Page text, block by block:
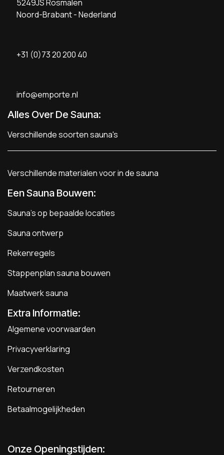
5249JS Rosmalen
Noord-Brabant - Nederland
+31 (0)73 20 200 40
info@emporte.nl
Alles Over De Sauna:
Verschillende soorten sauna's
Verschillende materialen voor in de sauna
Een Sauna Bouwen:
Sauna's op bepaalde locaties
Sauna ontwerp
Rekenregels
Stappenplan sauna bouwen
Maatwerk sauna
Extra Informatie:
Algemene voorwaarden
Privacyverklaring
Verzendkosten
Retourneren
Betaalmogelijkheden
Onze Openingstijden: